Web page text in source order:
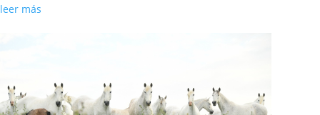
leer más